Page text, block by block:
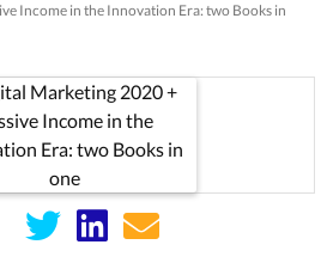
Income in the Innovation Era: two Books in